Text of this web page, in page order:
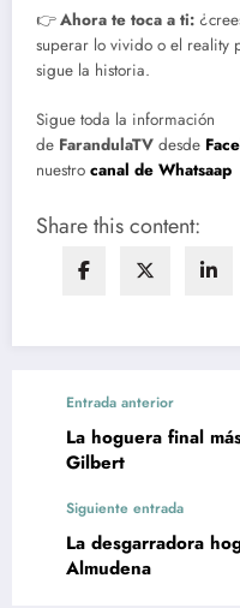
👉Ahora te toca a ti:
superar lo vivido o el reality
sigue la historia.
Sigue toda la información
de FarandulaTV desde
nuestro canal de Whatsaap
Share this content:
Entrada anterior
La hoguera final
Gilbert
Siguiente entrada
La desgarradora
Almudena